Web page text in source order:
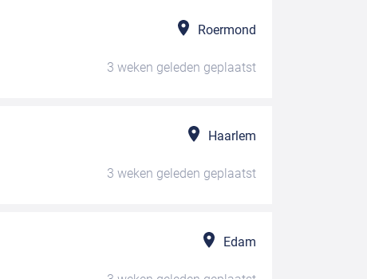
Roermond
3 weken geleden geplaatst
Haarlem
3 weken geleden geplaatst
Edam